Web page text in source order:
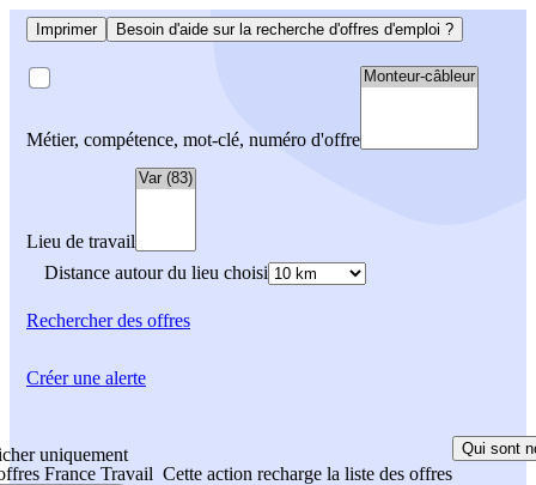
Imprimer Besoin d'aide sur la recherche d'offres d'emploi ?
Métier, compétence, mot-clé, numéro d'offre
Lieu de travail
Distance autour du lieu choisi
Rechercherdes offres
uniquement
France Travail Cette action recharge la liste des offres
Qui sont
Créer une alerte